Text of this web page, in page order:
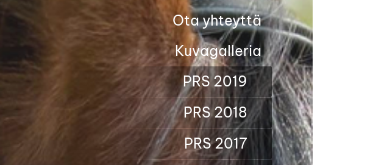
Ota yhteyttä
Kuvagalleria
PRS 2019
PRS 2018
PRS 2017